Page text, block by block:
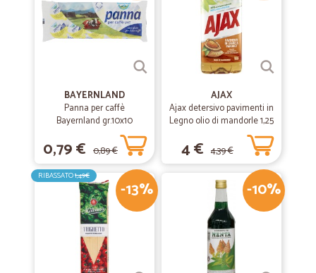
BAYERNLAND
Panna per caffè
Bayernland gr.10x10
0,79 € 0,89 €
AJAX
Ajax detersivo pavimenti in
Legno olio di mandorle 1,25
4 € 4,39 €
-13%
RIBASSATO1,49€
-10%